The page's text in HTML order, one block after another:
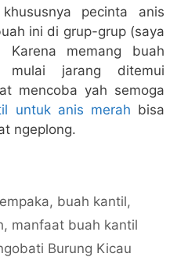
pecinta anis
ini di grup-grup (saya
memang buah
jarang ditemui
mencoba yah semoga
untuk anis merah bisa
ngeplong.
, buah kantil,
, manfaat buah kantil
Burung Kicau